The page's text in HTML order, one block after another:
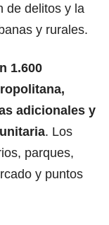
de delitos y la
y rurales.
1.600
adicionales y
. Los
parques,
y puntos